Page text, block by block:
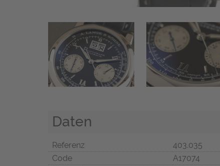
Daten
Referenz
403.035
Code
A17074